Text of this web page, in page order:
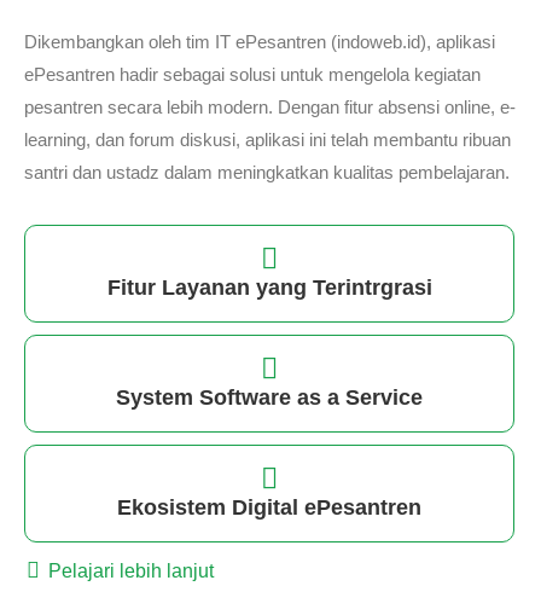
Dikembangkan oleh tim IT ePesantren (indoweb.id), aplikasi
ePesantren hadir sebagai solusi untuk mengelola kegiatan
pesantren secara lebih modern. Dengan fitur absensi online, e-
learning, dan forum diskusi, aplikasi ini telah membantu ribuan
santri dan ustadz dalam meningkatkan kualitas pembelajaran.
Fitur Layanan yang Terintrgrasi
System Software as a Service
Ekosistem Digital ePesantren
Pelajari lebih lanjut